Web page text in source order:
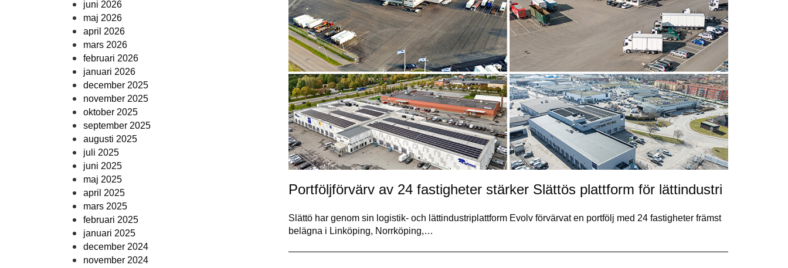
juni 2026
maj 2026
april 2026
mars 2026
februari 2026
januari 2026
december 2025
november 2025
oktober 2025
september 2025
augusti 2025
juli 2025
juni 2025
maj 2025
april 2025
mars 2025
februari 2025
januari 2025
december 2024
november 2024
Portföljförvärv av 24 fastigheter stärker Slättös plattform för lättindustri
Slättö har genom sin logistik- och lättindustriplattform Evolv förvärvat en portfölj med 24 fastigheter främst
belägna i Linköping, Norrköping,…